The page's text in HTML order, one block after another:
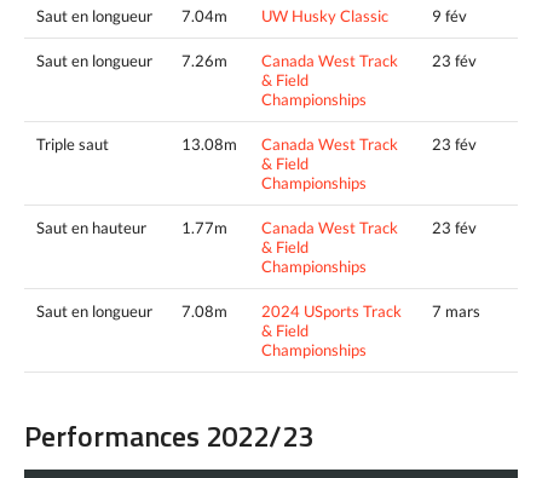
Saut en longueur 7.04m UW Husky Classic 9 fév
Saut en longueur 7.26m
Canada West Track
& Field
Championships
23 fév
Triple saut 13.08m
Canada West Track
& Field
Championships
23 fév
Saut en hauteur 1.77m
Canada West Track
& Field
Championships
23 fév
Saut en longueur 7.08m
2024 USports Track
& Field
Championships
7 mars
Performances 2022/23